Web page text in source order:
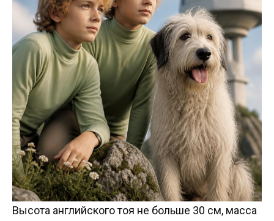
Высота английского тоя не больше 30 см, масса